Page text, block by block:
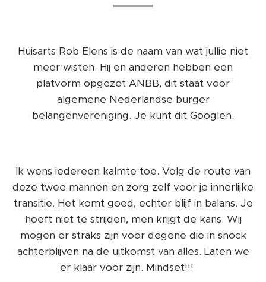
Huisarts Rob Elens is de naam van wat jullie niet
meer wisten. Hij en anderen hebben een
platvorm opgezet ANBB, dit staat voor
algemene Nederlandse burger
belangenvereniging. Je kunt dit Googlen.
Ik wens iedereen kalmte toe. Volg de route van
deze twee mannen en zorg zelf voor je innerlijke
transitie. Het komt goed, echter blijf in balans. Je
hoeft niet te strijden, men krijgt de kans. Wij
mogen er straks zijn voor degene die in shock
achterblijven na de uitkomst van alles. Laten we
er klaar voor zijn. Mindset!!!💜